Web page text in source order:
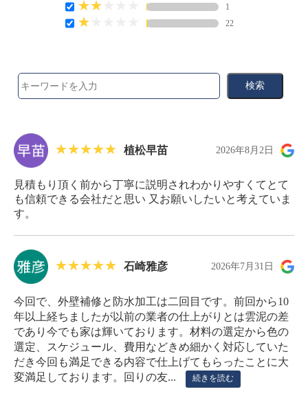
1
22
検索
植松早苗 2026年8月2日
見積もり頂く前から丁寧に説明されわかりやすくてとて
も信頼できる会社だと思い 又お願いしたいと考えていま
す。
石崎雅彦 2026年7月31日
今回で、外壁補修と防水加工は二回目です。前回から10
年以上経ちましたが以前の業者の仕上がりとは雲泥の差
であり今でも家は輝いております。材料の選定から色の
選定、スケジュール、費用などきめ細かく対応していた
だき今回も満足できる内容で仕上げてもらったことに大
変満足しております。回りの友...
続きを読む